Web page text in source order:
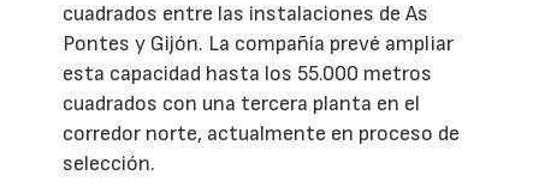
cuadrados entre las instalaciones de As
Pontes y Gijón. La compañía prevé ampliar
esta capacidad hasta los 55.000 metros
cuadrados con una tercera planta en el
corredor norte, actualmente en proceso de
selección.